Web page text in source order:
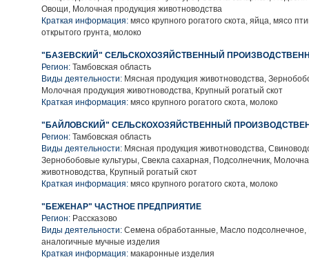
Овощи, Молочная продукция животноводства
Краткая информация: мясо крупного рогатого скота, яйца, мясо
открытого грунта, молоко
"БАЗЕВСКИЙ" СЕЛЬСКОХОЗЯЙСТВЕННЫЙ
Регион: Тамбовская область
Виды деятельности: Мясная продукция животноводства,
Молочная продукция животноводства, Крупный рогатый скот
Краткая информация: мясо крупного рогатого скота, молоко
"БАЙЛОВСКИЙ" СЕЛЬСКОХОЗЯЙСТВЕННЫЙ
Регион: Тамбовская область
Виды деятельности: Мясная продукция животноводства,
Зернобобовые культуры, Свекла сахарная, Подсолнечник,
животноводства, Крупный рогатый скот
Краткая информация: мясо крупного рогатого скота, молоко
"БЕЖЕНАР" ЧАСТНОЕ ПРЕДПРИЯТИЕ
Регион: Рассказово
Виды деятельности: Семена обработанные, Масло
аналогичные мучные изделия
Краткая информация: макаронные изделия